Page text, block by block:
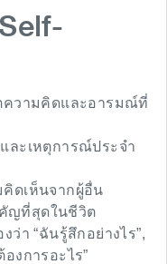
ความคิดและอารมณ์ที่
ละเหตุการณ์ประจำ
คิดเห็นจากผู้อื่น
ญที่สุดในชีวิต
งว่า “ฉันรู้สึกอย่างไร”,
งการอะไร”